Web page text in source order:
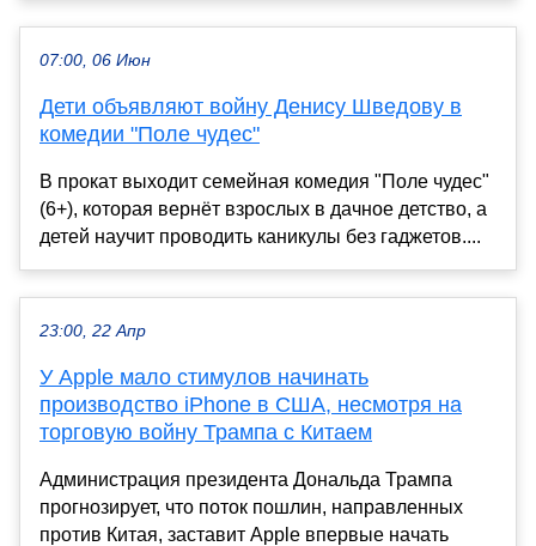
07:00, 06 Июн
Дети объявляют войну Денису Шведову в
комедии "Поле чудес"
В прокат выходит семейная комедия "Поле чудес"
(6+), которая вернёт взрослых в дачное детство, а
детей научит проводить каникулы без гаджетов....
23:00, 22 Апр
У Apple мало стимулов начинать
производство iPhone в США, несмотря на
торговую войну Трампа с Китаем
Администрация президента Дональда Трампа
прогнозирует, что поток пошлин, направленных
против Китая, заставит Apple впервые начать